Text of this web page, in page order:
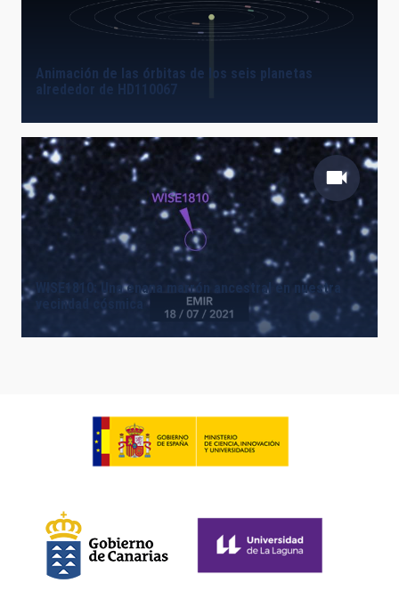
Animación de las órbitas de los seis planetas
alrededor de HD110067
WISE1810: Una enana marrón ancestral en nuestra
vecindad cósmica